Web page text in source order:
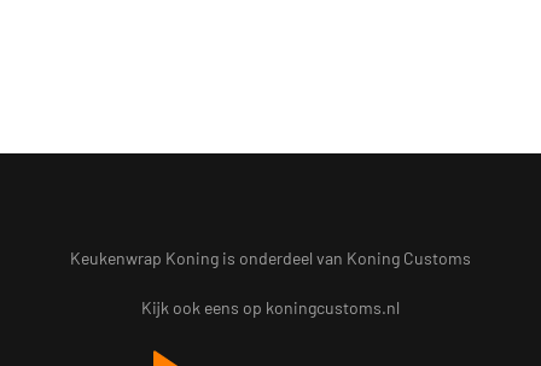
Keukenwrap Koning is onderdeel van Koning Customs
Kijk ook eens op koningcustoms.nl